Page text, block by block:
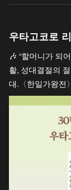
🎶 “할머니가 되
활, 성대결절의
대.〈한일가왕전